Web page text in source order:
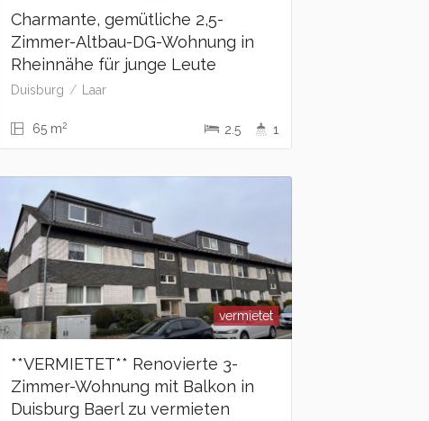
Charmante, gemütliche 2,5-
Zimmer-Altbau-DG-Wohnung in
Rheinnähe für junge Leute
Duisburg Laar
65 m2 2.5 1
vermietet
**VERMIETET** Renovierte 3-
Zimmer-Wohnung mit Balkon in
Duisburg Baerl zu vermieten